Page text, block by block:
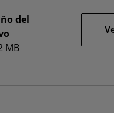
del
MB